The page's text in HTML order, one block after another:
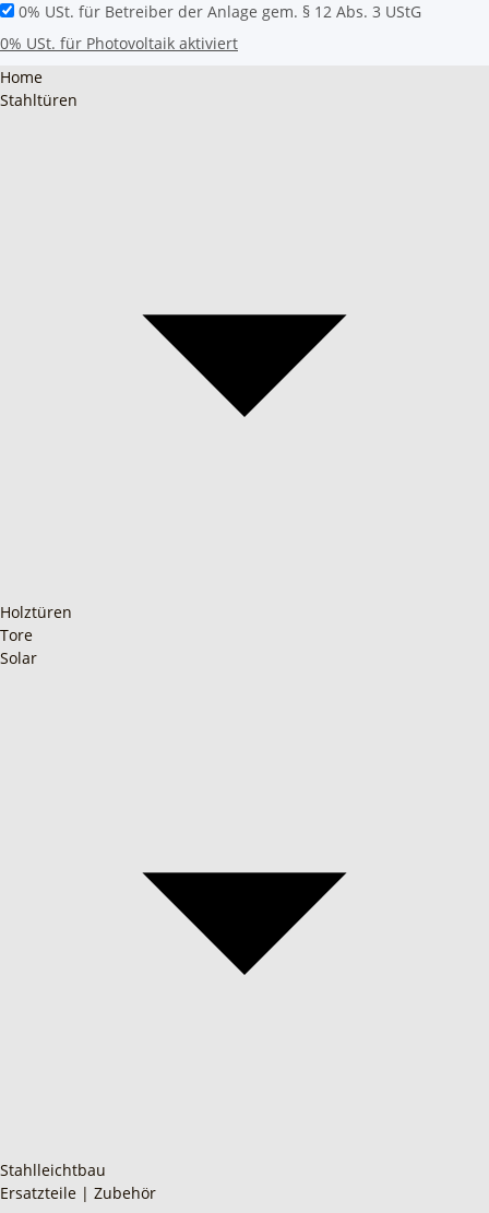
0% USt. für Betreiber der Anlage gem. § 12 Abs. 3 UStG
0% USt. für Photovoltaik aktiviert
Home
Stahltüren
Holztüren
Tore
Solar
Stahlleichtbau
Ersatzteile | Zubehör